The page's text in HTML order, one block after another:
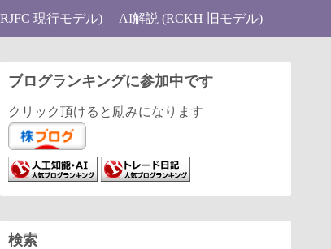
現行モデル) AI解説 (RCKH 旧モデル)
ブログランキングに参加中です
クリック頂けると励みになります
検索